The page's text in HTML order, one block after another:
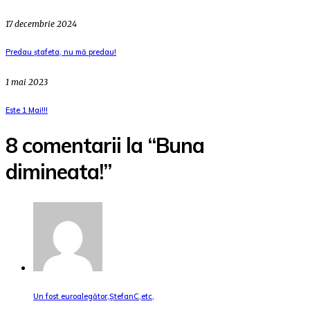
17 decembrie 2024
Predau ștafeta, nu mă predau!
1 mai 2023
Este 1 Mai!!!
8 comentarii la “Buna
dimineata!”
Un fost euroalegător,ȘtefanC,etc,